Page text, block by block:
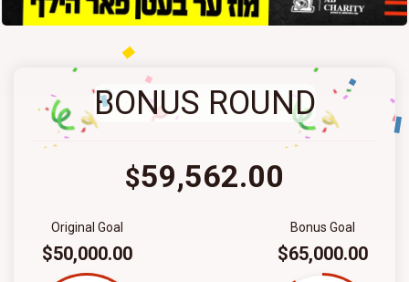
BONUS ROUND
$59,562.00
Bonus Goal
$65,000.00
Original Goal
$50,000.00